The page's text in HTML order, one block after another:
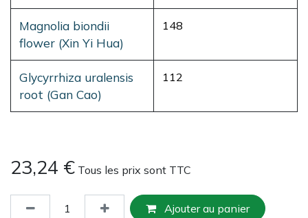
Magnolia biondii
flower (Xin Yi Hua)
148
Glycyrrhiza uralensis
root (Gan Cao)
112
23,24 € Tous les prix sont TTC
Ajouter au panier